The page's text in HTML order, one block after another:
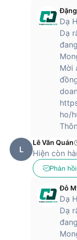
Dạ
Dạ
Mời
ho/
L
Lê Văn Quán
Hiện còn
Phản hồi
Đỗ
Dạ
Dạ